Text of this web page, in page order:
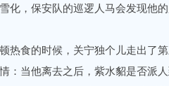
，保安队的巡逻人马会发现他
食的时候，关宁独个儿走出了第
：当他离去之后，紫水貂是否派